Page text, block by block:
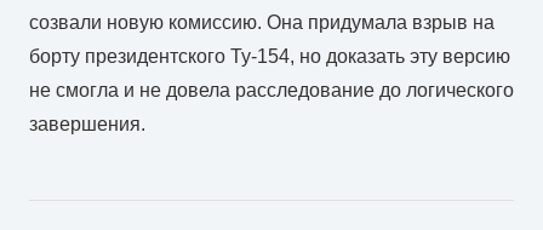
созвали новую комиссию. Она придумала взрыв на
борту президентского Ту-154, но доказать эту версию
не смогла и не довела расследование до логического
завершения.